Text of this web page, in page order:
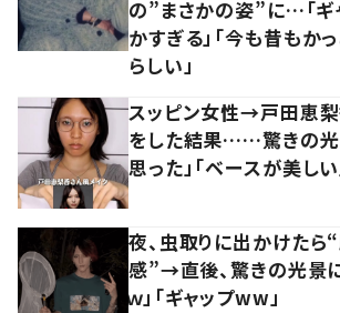
の”まさかの姿”に…「ギャ
かすぎる」「今も昔もか
らしい」
スッピン女性→戸田恵梨
をした結果……驚きの光
思った」「ベースが美しい
夜、虫取りに出かけたら
感”→直後、驚きの光景
ｗ」「ギャップww」